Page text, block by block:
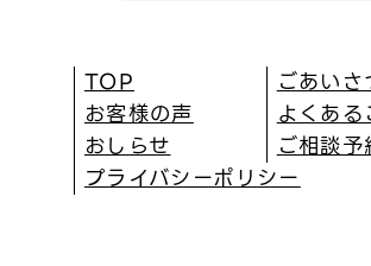
TOP
ごあいさ
お客様の声
よくあ
おしらせ
ご相談予
プライバシーポリシー